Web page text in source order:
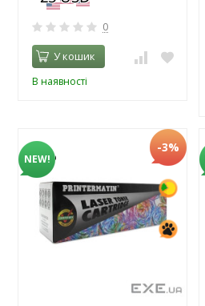
0
У кошик
В наявності
NEW!
-3%